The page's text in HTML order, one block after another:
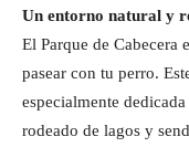
Un entorno natural y
El Parque de Cabecera
pasear con tu perro.
especialmente
rodeado de lagos y